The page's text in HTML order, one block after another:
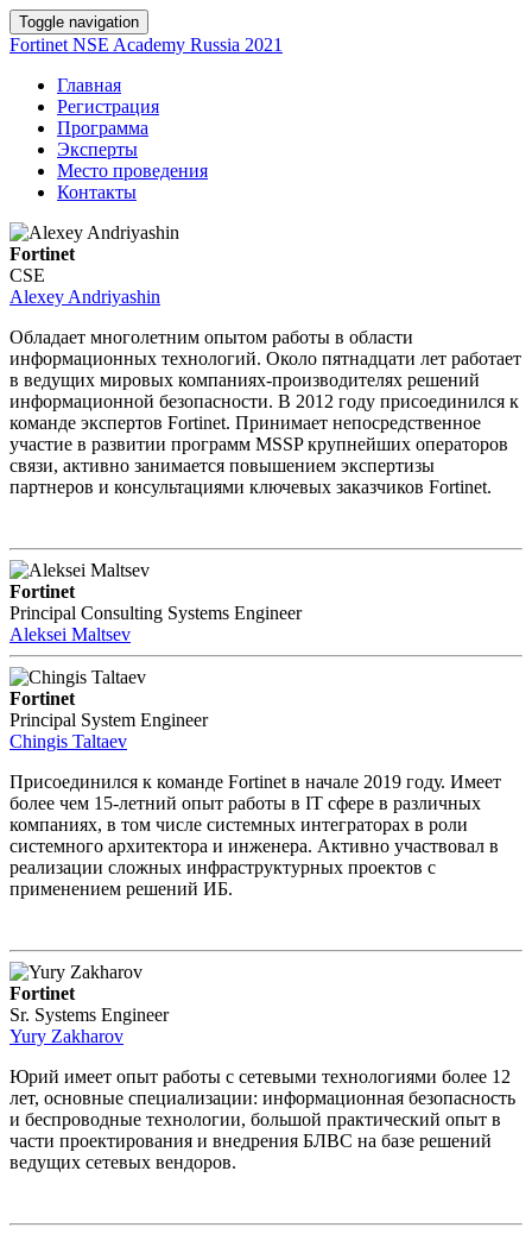
Toggle navigation
Fortinet NSE Academy Russia 2021
Главная
Регистрация
Программа
Эксперты
Место проведения
Контакты
Fortinet
CSE
Alexey Andriyashin
Обладает многолетним опытом работы в области
информационных технологий. Около пятнадцати лет работает
в ведущих мировых компаниях-производителях решений
информационной безопасности. В 2012 году присоединился к
команде экспертов Fortinet. Принимает непосредственное
участие в развитии программ MSSP крупнейших операторов
связи, активно занимается повышением экспертизы
партнеров и консультациями ключевых заказчиков Fortinet.
Fortinet
Principal Consulting Systems Engineer
Aleksei Maltsev
Fortinet
Principal System Engineer
Chingis Taltaev
Присоединился к команде Fortinet в начале 2019 году. Имеет
более чем 15-летний опыт работы в IT сфере в различных
компаниях, в том числе системных интеграторах в роли
системного архитектора и инженера. Активно участвовал в
реализации сложных инфраструктурных проектов с
применением решений ИБ.
Fortinet
Sr. Systems Engineer
Yury Zakharov
Юрий имеет опыт работы с сетевыми технологиями более 12
лет, основные специализации: информационная безопасность
и беспроводные технологии, большой практический опыт в
части проектирования и внедрения БЛВС на базе решений
ведущих сетевых вендоров.